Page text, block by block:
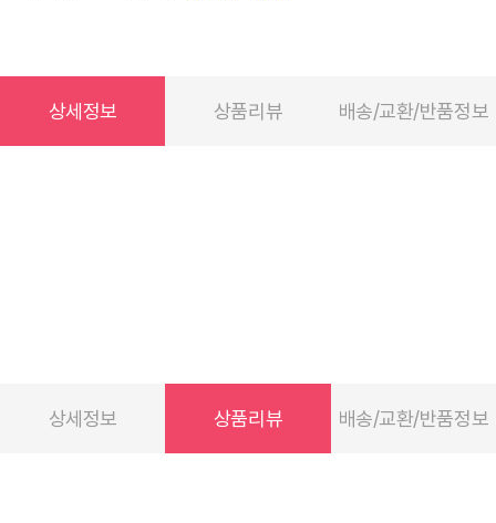
상세정보 상품리뷰 배송/교환/반품정보
상세정보 상품리뷰 배송/교환/반품정보